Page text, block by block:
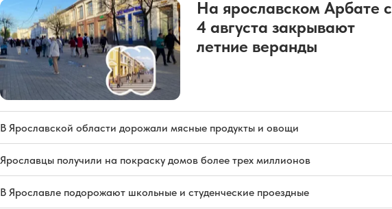
На ярославском Арбате с
4 августа закрывают
летние веранды
В Ярославской области дорожали мясные продукты и овощи
Ярославцы получили на покраску домов более трех миллионов
В Ярославле подорожают школьные и студенческие проездные